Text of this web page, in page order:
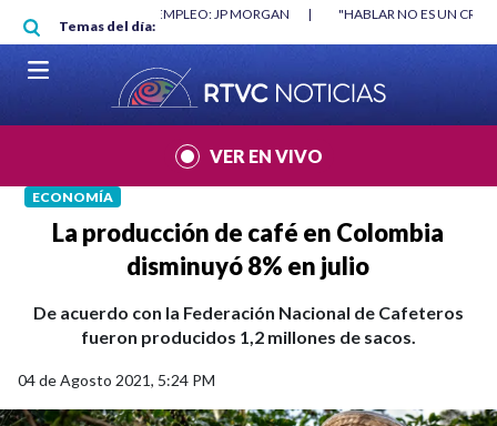
Pasar al contenido principal
Temas del día:
"HABLAR NO ES UN CRIMEN": CARTA DE BETO CORAL |
VER EN VIVO
ECONOMÍA
La producción de café en Colombia
disminuyó 8% en julio
De acuerdo con la Federación Nacional de Cafeteros
fueron producidos 1,2 millones de sacos.
04 de Agosto 2021, 5:24 PM